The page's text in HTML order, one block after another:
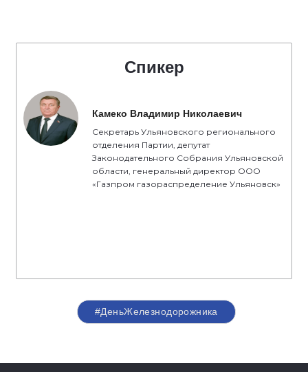
Спикер
Камеко Владимир Николаевич
Секретарь Ульяновского регионального
отделения Партии, депутат
Законодательного Собрания Ульяновской
области, генеральный директор ООО
«Газпром газораспределение Ульяновск»
#ДеньЖелезнодорожника